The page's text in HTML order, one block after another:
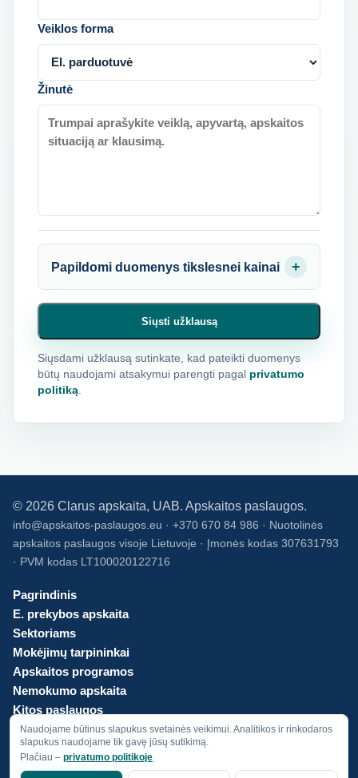
Veiklos forma
Žinutė
Papildomi duomenys tikslesnei kainai
Siųsti užklausą
Siųsdami užklausą sutinkate, kad pateikti duomenys
būtų naudojami atsakymui parengti pagal privatumo
politiką.
© 2026 Clarus apskaita, UAB. Apskaitos paslaugos.
info@apskaitos-paslaugos.eu · +370 670 84 986 · Nuotolinės
apskaitos paslaugos visoje Lietuvoje · Įmonės kodas 307631793
· PVM kodas LT100020122716
Pagrindinis
E. prekybos apskaita
Sektoriams
Mokėjimų tarpininkai
Apskaitos programos
Nemokumo apskaita
Kitos paslaugos
Kainos
Apie mus
Privatumo politika
Naudojame būtinus slapukus svetainės veikimui. Analitikos ir rinkodaros
slapukus naudojame tik gavę jūsų sutikimą.
Plačiau – privatumo politikoje.